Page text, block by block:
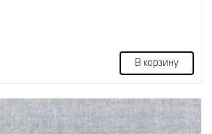
В корзину